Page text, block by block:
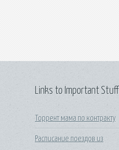
Links to Important Stuff
Торрент мама по контракту
Расписание поездов из